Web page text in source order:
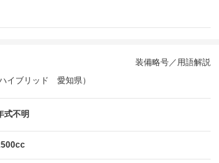
イブリッド 愛知県）
装備略号／用語解説
式不明